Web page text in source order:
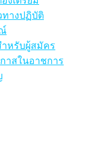
ทางปฏิบัติ
หรับผู้สมัคร
าสในอาชการ